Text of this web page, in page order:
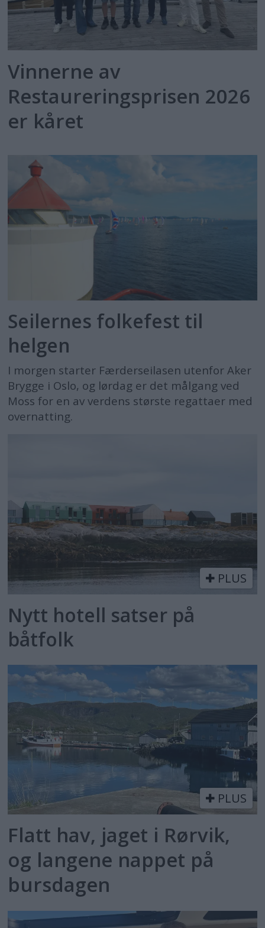
Vinnerne av
Restaureringsprisen 2026
er kåret
Seilernes folkefest til
helgen
I morgen starter Færderseilasen utenfor Aker
Brygge i Oslo, og lørdag er det målgang ved
Moss for en av verdens største regattaer med
overnatting.
PLUS
Nytt hotell satser på
båtfolk
PLUS
Flatt hav, jaget i Rørvik,
og langene nappet på
bursdagen